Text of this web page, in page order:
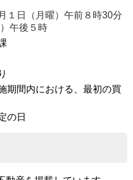
月１日（月曜）午前８時30分
午後５時
間内における、最初の買
の日